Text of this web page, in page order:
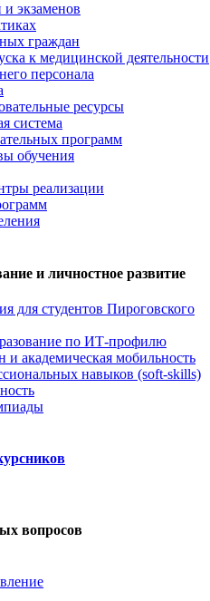
и экзаменов
граждан
к медицинской деятельности
персонала
ресурсы
система
программ
обучения
реализации
и личностное развитие
для студентов Пироговского
по ИТ-профилю
и академическая мобильность
навыков (soft-skills)
вопросов